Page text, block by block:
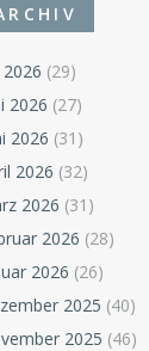
2026 (29)
2026 (27)
2026 (31)
2026 (32)
2026 (31)
2026 (28)
2026 (26)
2025 (40)
2025 (46)